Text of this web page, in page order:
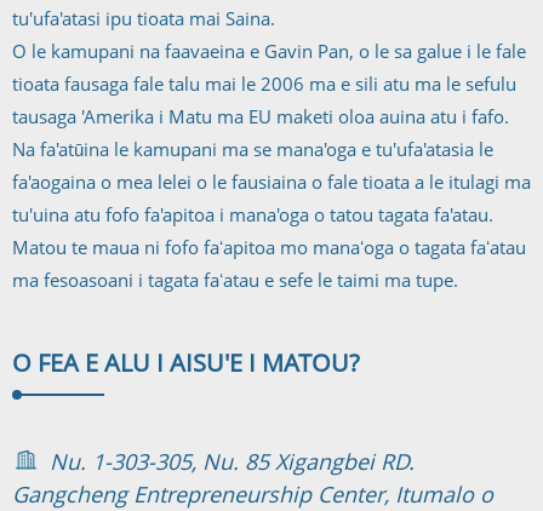
tu'ufa'atasi ipu tioata mai Saina.
O le kamupani na faavaeina e Gavin Pan, o le sa galue i le fale
tioata fausaga fale talu mai le 2006 ma e sili atu ma le sefulu
tausaga 'Amerika i Matu ma EU maketi oloa auina atu i fafo.
Na fa'atūina le kamupani ma se mana'oga e tu'ufa'atasia le
fa'aogaina o mea lelei o le fausiaina o fale tioata a le itulagi ma
tu'uina atu fofo fa'apitoa i mana'oga o tatou tagata fa'atau.
Matou te maua ni fofo faʻapitoa mo manaʻoga o tagata faʻatau
ma fesoasoani i tagata faʻatau e sefe le taimi ma tupe.
O FEA E ALU I AISU'E I MATOU?
Nu. 1-303-305, Nu. 85 Xigangbei RD.
Gangcheng Entrepreneurship Center, Itumalo o